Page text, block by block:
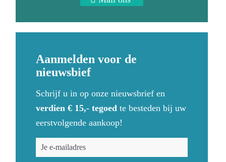
Aanmelden voor de
nieuwsbief
Schrijf u in op onze nieuwsbrief en
verdien € 15,- tegoed te besteden bij uw
eerstvolgende aankoop!